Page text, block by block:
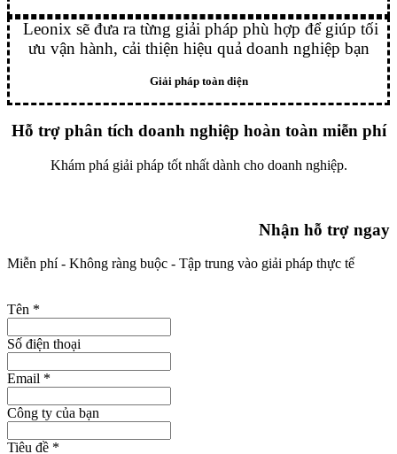
Leonix sẽ đưa ra từng giải pháp phù hợp để giúp tối
ưu vận hành, cải thiện hiệu quả doanh nghiệp bạn
Giải pháp toàn diện
Hỗ trợ phân tích doanh nghiệp hoàn toàn miễn phí
Khám phá giải pháp tốt nhất dành cho doanh nghiệp.
Nhận hỗ trợ ngay
Miễn phí - Không ràng buộc - Tập trung vào giải pháp thực tế
Tên *
Số điện thoại
Email *
Công ty của bạn
Tiêu đề *